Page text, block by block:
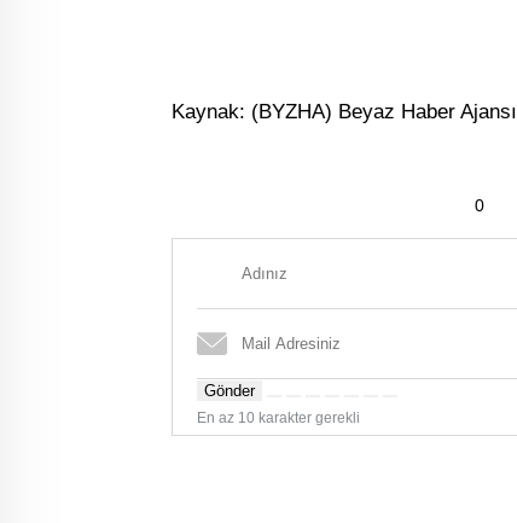
Kaynak: (BYZHA) Beyaz Haber Ajansı
0
Gönder
En az 10 karakter gerekli